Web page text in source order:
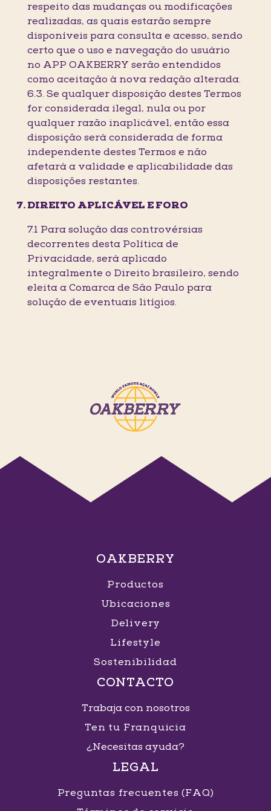
respeito das mudanças ou modificações
realizadas, as quais estarão sempre
disponíveis para consulta e acesso, sendo
certo que o uso e navegação do usuário
no APP OAKBERRY serão entendidos
como aceitação à nova redação alterada.
6.3. Se qualquer disposição destes Termos
for considerada ilegal, nula ou por
qualquer razão inaplicável, então essa
disposição será considerada de forma
independente destes Termos e não
afetará a validade e aplicabilidade das
disposições restantes.
DIREITO APLICÁVEL E FORO
7.1 Para solução das controvérsias
decorrentes desta Política de
Privacidade, será aplicado
integralmente o Direito brasileiro, sendo
eleita a Comarca de São Paulo para
solução de eventuais litígios.
OAKBERRY
Productos
Ubicaciones
Delivery
Lifestyle
Sostenibilidad
CONTACTO
Trabaja con nosotros
Ten tu Franquicia
¿Necesitas ayuda?
LEGAL
Preguntas frecuentes (FAQ)